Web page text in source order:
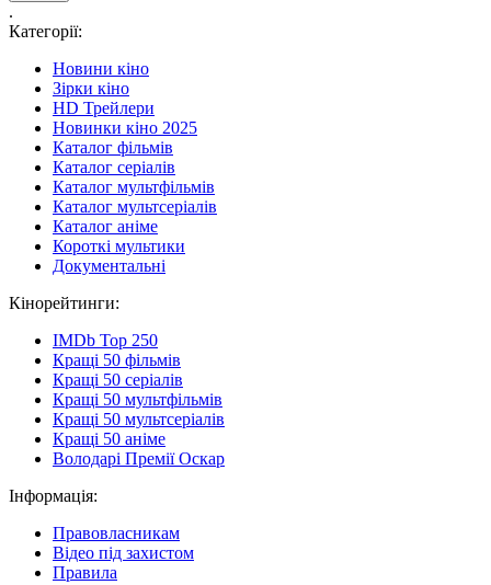
.
Категорії:
Новини кіно
Зірки кіно
HD Трейлери
Новинки кіно 2025
Каталог фільмів
Каталог серіалів
Каталог мультфільмів
Каталог мультсеріалів
Каталог аніме
Короткі мультики
Документальні
Кінорейтинги:
IMDb Top 250
Кращі 50 фільмів
Кращі 50 серіалів
Кращі 50 мультфільмів
Кращі 50 мультсеріалів
Кращі 50 аніме
Володарі Премії Оскар
Інформація:
Правовласникам
Відео під захистом
Правила